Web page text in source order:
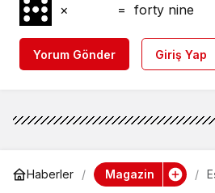
× = forty nine
Yorum Gönder Giriş Yap
Haberler Magazin